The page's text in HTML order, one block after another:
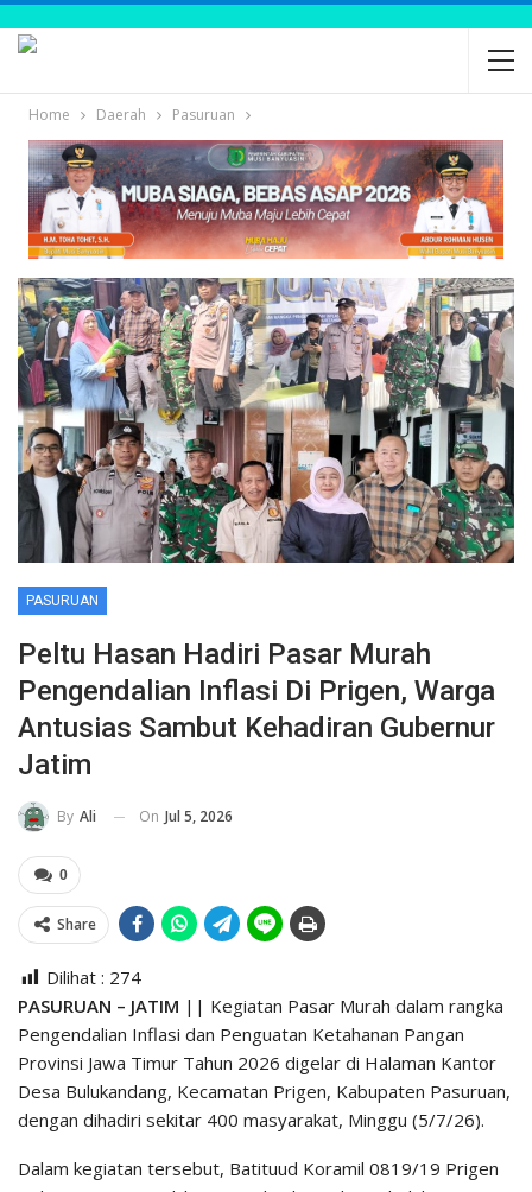
Home Daerah Pasuruan
PASURUAN
Peltu Hasan Hadiri Pasar Murah
Pengendalian Inflasi Di Prigen, Warga
Antusias Sambut Kehadiran Gubernur
Jatim
By Ali On Jul 5, 2026
0
Share
Dilihat : 274
PASURUAN – JATIM || Kegiatan Pasar Murah dalam rangka
Pengendalian Inflasi dan Penguatan Ketahanan Pangan
Provinsi Jawa Timur Tahun 2026 digelar di Halaman Kantor
Desa Bulukandang, Kecamatan Prigen, Kabupaten Pasuruan,
dengan dihadiri sekitar 400 masyarakat, Minggu (5/7/26).
Dalam kegiatan tersebut, Batituud Koramil 0819/19 Prigen